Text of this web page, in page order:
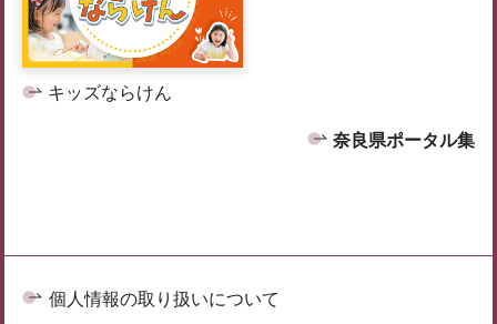
キッズならけん
奈良県ポータル集
個人情報の取り扱いについて